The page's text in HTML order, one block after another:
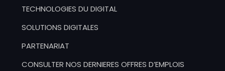
TECHNOLOGIES DU DIGITAL
SOLUTIONS DIGITALES
PARTENARIAT
CONSULTER NOS DERNIERES OFFRES D’EMPLOIS